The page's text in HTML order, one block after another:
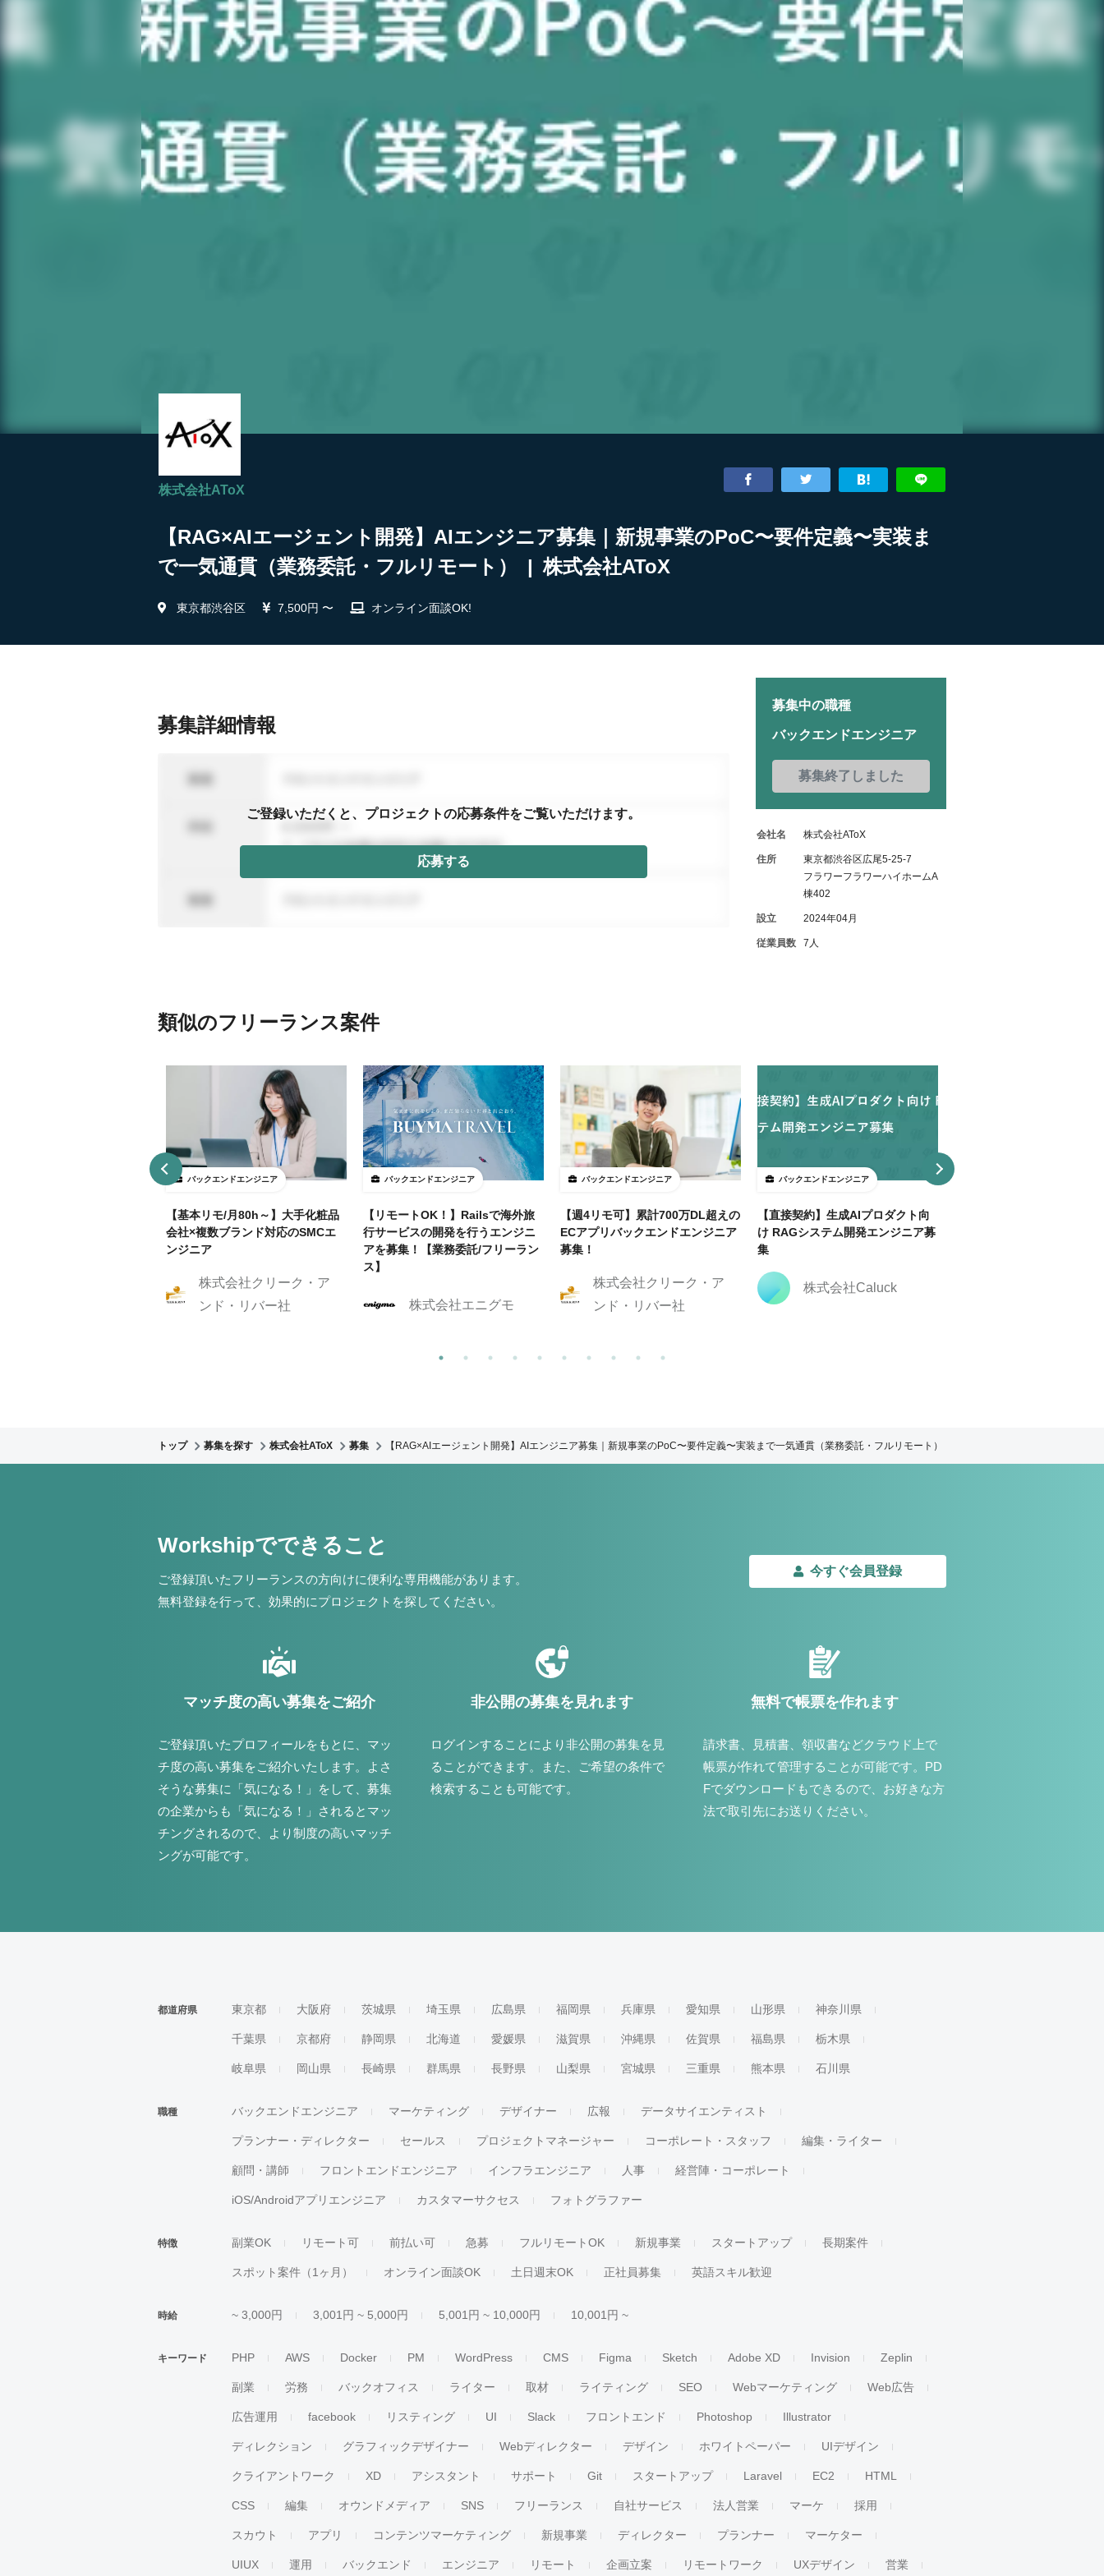
株式会社AToX
【RAG×AIエージェント開発】AIエンジニア募集｜新規事業のPoC〜要件定義〜実装ま
で一気通貫（業務委託・フルリモート） | 株式会社AToX
東京都渋谷区 7,500円 〜 オンライン面談OK!
募集詳細情報
ご登録いただくと、プロジェクトの応募条件をご覧いただけます。
応募する
募集中の職種
バックエンドエンジニア
募集終了しました
会社名 株式会社AToX
住所
東京都渋谷区広尾5-25-7
フラワーフラワーハイホームA
棟402
設立 2024年04月
従業員数 7人
類似のフリーランス案件
バックエンドエンジニア
【基本リモ/月80h～】大手化粧品
会社×複数ブランド対応のSMCエ
ンジニア
株式会社クリーク・ア
ンド・リバー社
バックエンドエンジニア
【リモートOK！】Railsで海外旅
行サービスの開発を行うエンジニ
アを募集！【業務委託/フリーラン
ス】
株式会社エニグモ
バックエンドエンジニア
【週4リモ可】累計700万DL超えの
ECアプリバックエンドエンジニア
募集！
株式会社クリーク・ア
ンド・リバー社
バックエンドエンジニア
【直接契約】生成AIプロダクト向
け RAGシステム開発エンジニア募
集
株式会社Caluck
トップ 募集を探す 株式会社AToX 募集 【RAG×AIエージェント開発】AIエンジニア募集｜新規事業のPoC〜要件定義〜実装まで一気通貫（業務委託・フルリモート）
Workshipでできること
ご登録頂いたフリーランスの方向けに便利な専用機能があります。
無料登録を行って、効果的にプロジェクトを探してください。
今すぐ会員登録
マッチ度の高い募集をご紹介
ご登録頂いたプロフィールをもとに、マッ
チ度の高い募集をご紹介いたします。よさ
そうな募集に「気になる！」をして、募集
の企業からも「気になる！」されるとマッ
チングされるので、より制度の高いマッチ
ングが可能です。
非公開の募集を見れます
ログインすることにより非公開の募集を見
ることができます。また、ご希望の条件で
検索することも可能です。
無料で帳票を作れます
請求書、見積書、領収書などクラウド上で
帳票が作れて管理することが可能です。PD
Fでダウンロードもできるので、お好きな方
法で取引先にお送りください。
都道府県 東京都 大阪府 茨城県 埼玉県 広島県 福岡県 兵庫県 愛知県 山形県 神奈川県
千葉県 京都府 静岡県 北海道 愛媛県 滋賀県 沖縄県 佐賀県 福島県 栃木県
岐阜県 岡山県 長崎県 群馬県 長野県 山梨県 宮城県 三重県 熊本県 石川県
職種 バックエンドエンジニア マーケティング デザイナー 広報 データサイエンティスト
プランナー・ディレクター セールス プロジェクトマネージャー コーポレート・スタッフ 編集・ライター
顧問・講師 フロントエンドエンジニア インフラエンジニア 人事 経営陣・コーポレート
iOS/Androidアプリエンジニア カスタマーサクセス フォトグラファー
特徴 副業OK リモート可 前払い可 急募 フルリモートOK 新規事業 スタートアップ 長期案件
スポット案件（1ヶ月） オンライン面談OK 土日週末OK 正社員募集 英語スキル歓迎
時給 ~ 3,000円 3,001円 ~ 5,000円 5,001円 ~ 10,000円 10,001円 ~
キーワード PHP AWS Docker PM WordPress CMS Figma Sketch Adobe XD Invision Zeplin
副業 労務 バックオフィス ライター 取材 ライティング SEO Webマーケティング Web広告
広告運用 facebook リスティング UI Slack フロントエンド Photoshop Illustrator
ディレクション グラフィックデザイナー Webディレクター デザイン ホワイトペーパー UIデザイン
クライアントワーク XD アシスタント サポート Git スタートアップ Laravel EC2 HTML
CSS 編集 オウンドメディア SNS フリーランス 自社サービス 法人営業 マーケ 採用
スカウト アプリ コンテンツマーケティング 新規事業 ディレクター プランナー マーケター
UIUX 運用 バックエンド エンジニア リモート 企画立案 リモートワーク UXデザイン 営業